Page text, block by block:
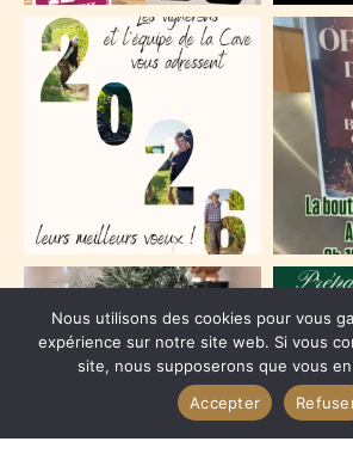
Nous utilisons des cookies pour vous
expérience sur notre site web. Si vous
site, nous supposerons que vous
Accepter